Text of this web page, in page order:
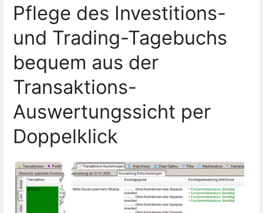
Pflege des Investitions-
und Trading-Tagebuchs
bequem aus der
Transaktions-
Auswertungssicht per
Doppelklick